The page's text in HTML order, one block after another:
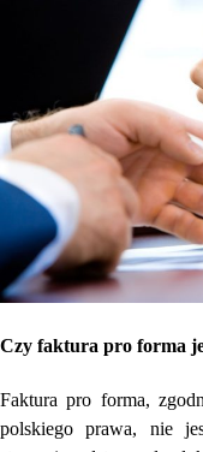
Czy faktura pro forma
Faktura pro forma,
polskiego prawa, nie